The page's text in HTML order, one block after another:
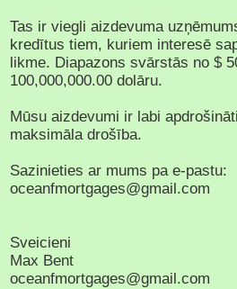
Tas ir viegli aizdevuma
kredītus tiem, kuriem interesē
likme. Diapazons svārstās no $
100,000,000.00 dolāru.
Mūsu aizdevumi ir labi
maksimāla drošība.
Sazinieties ar mums pa e-pastu:
oceanfmortgages@gmail.com
Sveicieni
Max Bent
oceanfmortgages@gmail.com